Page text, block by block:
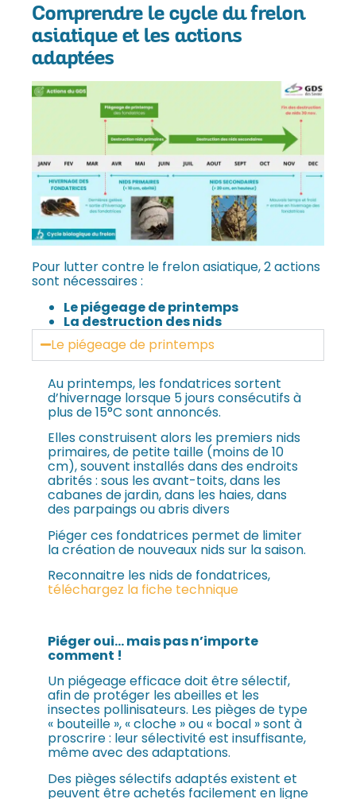
Comprendre le cycle du frelon
asiatique et les actions
adaptées
Pour lutter contre le frelon asiatique, 2 actions
sont nécessaires :
Le piégeage de printemps
La destruction des nids
Le piégeage de printemps
Au printemps, les fondatrices sortent
d’hivernage lorsque 5 jours consécutifs à
plus de 15°C sont annoncés.
Elles construisent alors les premiers nids
primaires, de petite taille (moins de 10
cm), souvent installés dans des endroits
abrités : sous les avant-toits, dans les
cabanes de jardin, dans les haies, dans
des parpaings ou abris divers
Piéger ces fondatrices permet de limiter
la création de nouveaux nids sur la saison.
Reconnaitre les nids de fondatrices,
téléchargez la fiche technique
Piéger oui… mais pas n’importe
comment !
Un piégeage efficace doit être sélectif,
afin de protéger les abeilles et les
insectes pollinisateurs. Les pièges de type
« bouteille », « cloche » ou « bocal » sont à
proscrire : leur sélectivité est insuffisante,
même avec des adaptations.
Des pièges sélectifs adaptés existent et
peuvent être achetés facilement en ligne